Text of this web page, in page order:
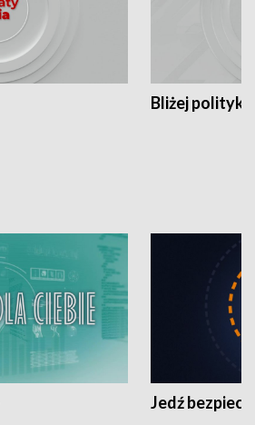
Bliżej polityki
Jedź